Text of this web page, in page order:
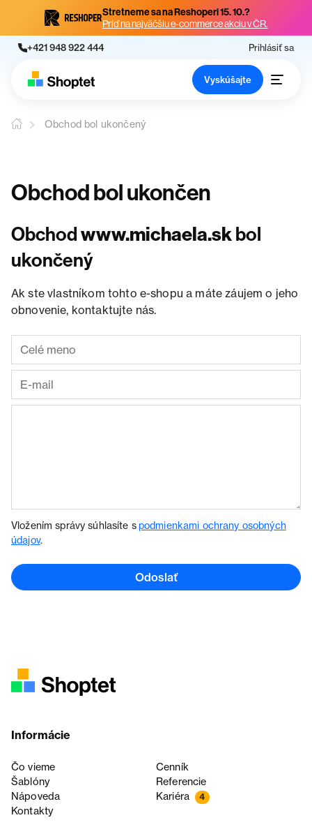
Stretneme sa na Reshoperi 15. 10.?
Príď na najväčšiu e-commerce akciu v ČR.
+421 948 922 444 Prihlásiť sa
Vyskúšajte
Obchod bol ukončený
Obchod bol ukončen
Obchodwww.michaela.skbol
ukončený
Ak ste vlastníkom tohto e-shopu a máte záujem o jeho
obnovenie, kontaktujte nás.
Vložením správy súhlasíte spodmienkami ochrany osobných
údajov.
Odoslať
Informácie
Čo vieme
Cenník
Šablóny
Referencie
Nápoveda
Kariéra 4
Kontakty